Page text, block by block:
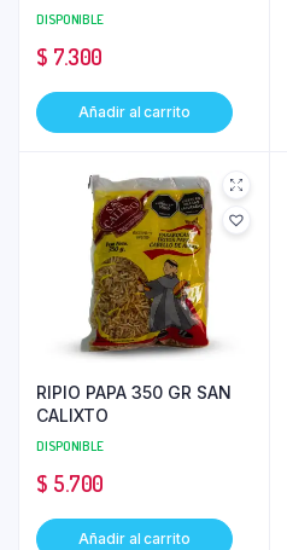
DISPONIBLE
$ 7.300
Añadir al carrito
RIPIO PAPA 350 GR SAN
CALIXTO
DISPONIBLE
$ 5.700
Añadir al carrito